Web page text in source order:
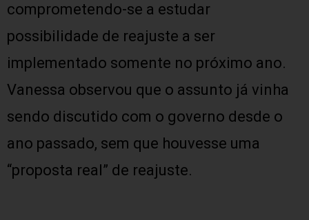
comprometendo-se a estudar
possibilidade de reajuste a ser
implementado somente no próximo ano.
Vanessa observou que o assunto já vinha
sendo discutido com o governo desde o
ano passado, sem que houvesse uma
“proposta real” de reajuste.